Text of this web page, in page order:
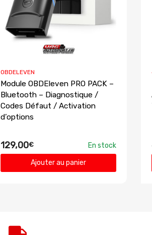
OBDELEVEN
Module OBDEleven PRO PACK –
Bluetooth – Diagnostique /
Codes Défaut / Activation
d’options
129,00€
En stock
Ajouter au panier